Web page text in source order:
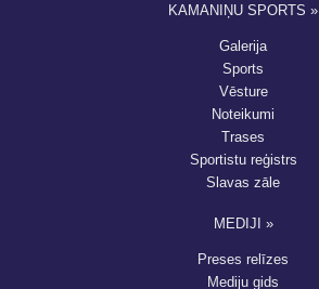
KAMANIŅU SPORTS »
Galerija
Sports
Vēsture
Noteikumi
Trases
Sportistu reģistrs
Slavas zāle
MEDIJI »
Preses relīzes
Mediju gids